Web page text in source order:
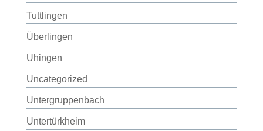
Tuttlingen
Überlingen
Uhingen
Uncategorized
Untergruppenbach
Untertürkheim